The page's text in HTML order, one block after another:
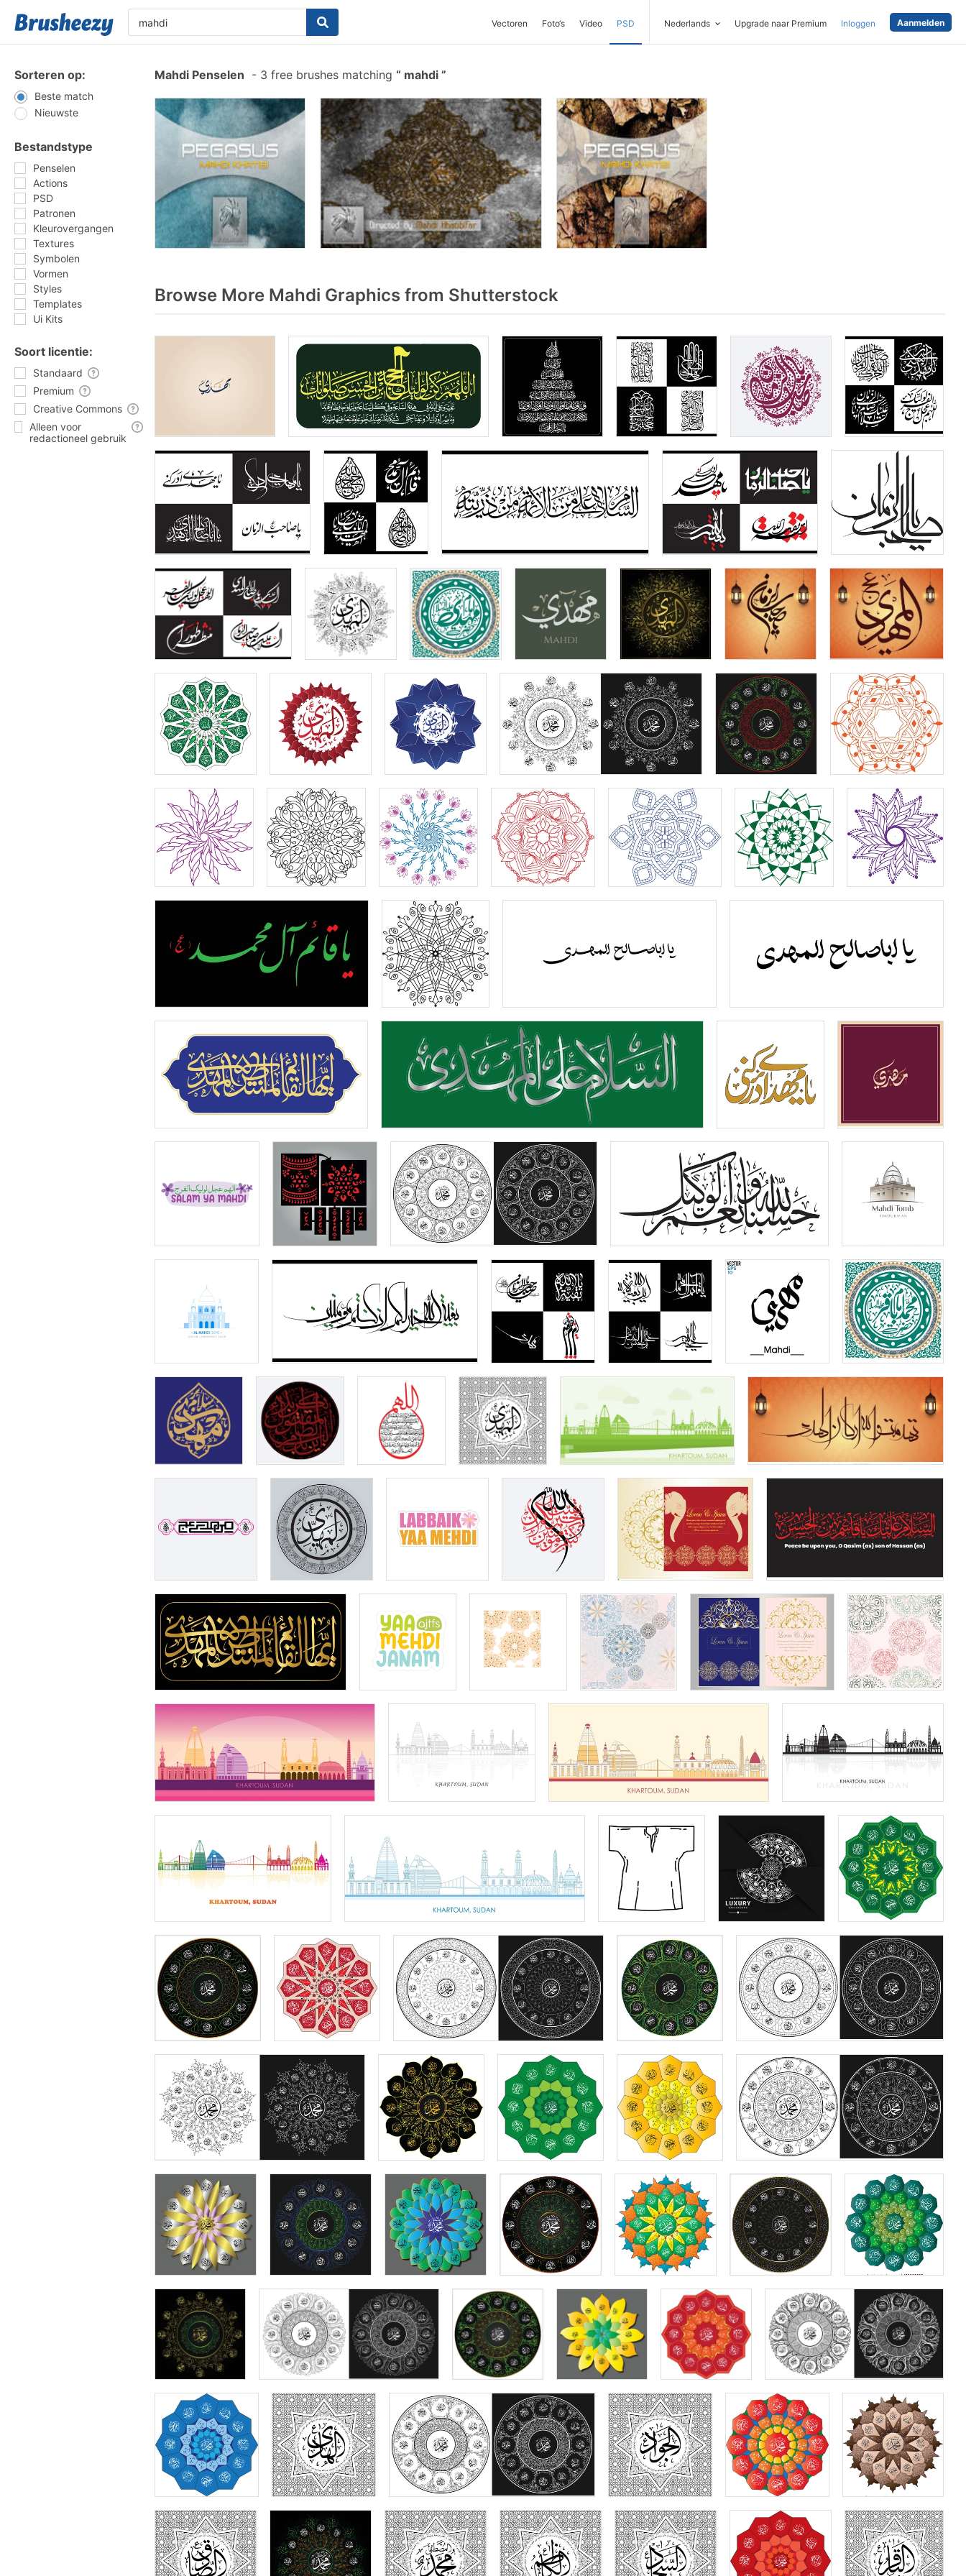
Vectoren Foto‘s Video PSD Nederlands Upgrade naar Premium Inloggen Aanmelden
Sorteren op:
Beste match
Nieuwste
Bestandstype
Penselen
Actions
PSD
Patronen
Kleurovergangen
Textures
Symbolen
Vormen
Styles
Templates
Ui Kits
Soort licentie:
Standaard
Premium
Creative Commons
Alleen voor
redactioneel gebruik
Mahdi Penselen - 3 free brushes matching mahdi
Browse More Mahdi Graphics from Shutterstock